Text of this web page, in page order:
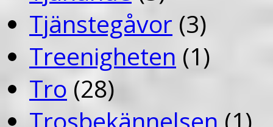
Tjänstegåvor (3)
Treenigheten (1)
Tro (28)
Trosbekännelsen (1)